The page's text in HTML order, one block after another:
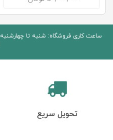
ساعت کاری فروشگاه: شنبه تا چهارشنبه 10 الی 18 پنجشنبه 10 الی 15
تحویل سریع